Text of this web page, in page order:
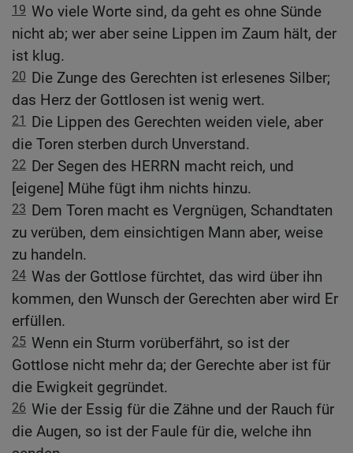
19 Wo viele Worte sind, da geht es ohne Sünde
nicht ab; wer aber seine Lippen im Zaum hält, der
ist klug.
20 Die Zunge des Gerechten ist erlesenes Silber;
das Herz der Gottlosen ist wenig wert.
21
Die Lippen des Gerechten weiden viele, aber
die Toren sterben durch Unverstand.
22 Der Segen des HERRN macht reich, und
[eigene] Mühe fügt ihm nichts hinzu.
23 Dem Toren macht es Vergnügen, Schandtaten
zu verüben, dem einsichtigen Mann aber, weise
zu handeln.
24 Was der Gottlose fürchtet, das wird über ihn
kommen, den Wunsch der Gerechten aber wird Er
erfüllen.
25 Wenn ein Sturm vorüberfährt, so ist der
Gottlose nicht mehr da; der Gerechte aber ist für
die Ewigkeit gegründet.
26 Wie der Essig für die Zähne und der Rauch für
die Augen, so ist der Faule für die, welche ihn